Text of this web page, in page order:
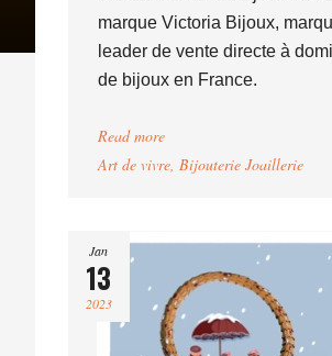
marque Victoria Bijoux,
leader de vente directe à
de bijoux en France.
Read more
Art de vivre, Bijouterie Joaillerie
Jan
13
2023